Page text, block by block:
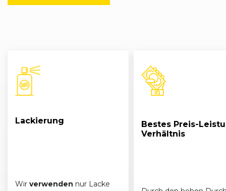
Lackierung
Wir verwenden nur Lacke
Bestes Preis-
Verhältnis